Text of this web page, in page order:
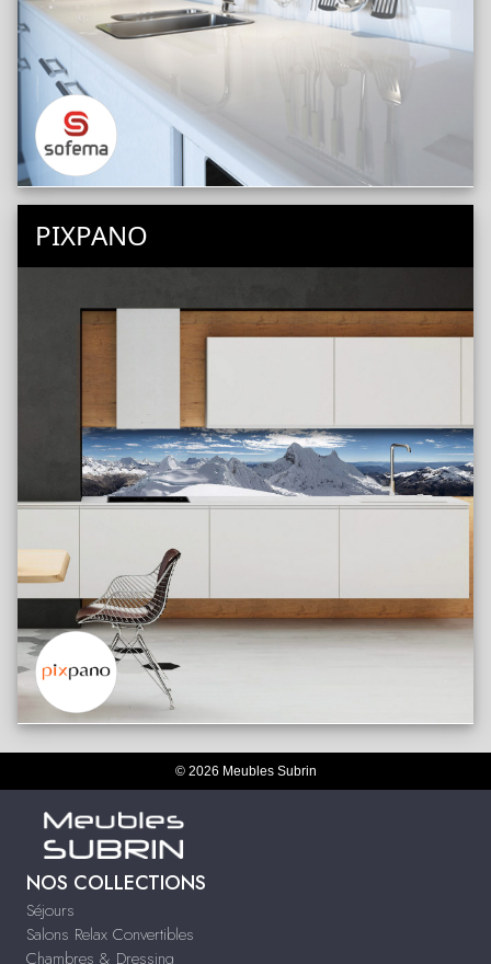
PIXPANO
© 2026 Meubles Subrin
NOS COLLECTIONS
Séjours
Salons Relax Convertibles
Chambres & Dressing